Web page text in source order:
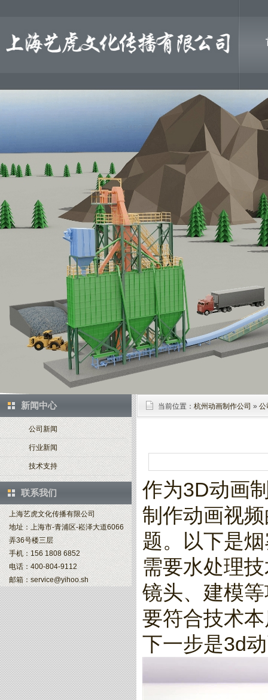
新闻中心
公司新闻
行业新闻
技术支持
联系我们
上海艺虎文化传播有限公司
地址：上海市-青浦区-崧泽大道6066
弄36号楼三层
手机：156 1808 6852
电话：400-804-9112
邮箱：service@yihoo.sh
当前位置： 杭州动画制作公司 » 公
作为3D动画
制作动画视
题。以下是
需要水处理
镜头、建模
要符合技术
下一步是3d